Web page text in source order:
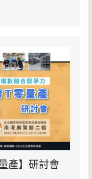
產】研討會